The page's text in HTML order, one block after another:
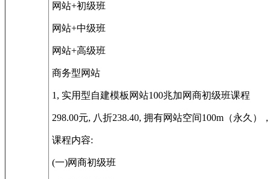
网站+初级班
网站+中级班
网站+高级班
商务型网站
1, 实用型自建模板网站100兆加网商初级班课程
298.00元, 八折238.40, 拥有网站空间100m（永久
课程内容:
(一)网商初级班